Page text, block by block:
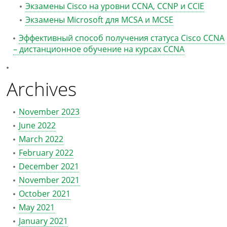
Экзамены Cisco на уровни CCNA, CCNP и CCIE
Экзамены Microsoft для MCSA и MCSE
Эффективный способ получения статуса Cisco CCNA
– дистанционное обучение на курсах CCNA
Archives
November 2023
June 2022
March 2022
February 2022
December 2021
November 2021
October 2021
May 2021
January 2021